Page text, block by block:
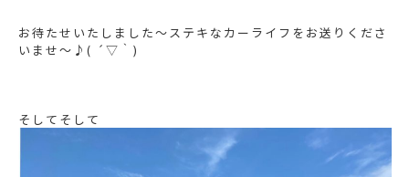
お待たせいたしました〜ステキなカーライフをお送りくださ
いませ〜♪( ´▽｀)
そしてそして